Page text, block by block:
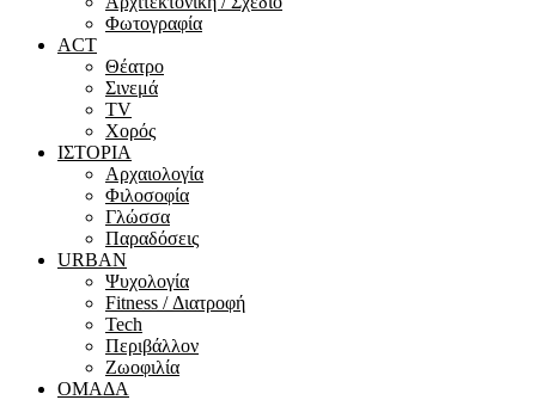
Φωτογραφία
ACT
Θέατρο
Σινεμά
ΤV
Χορός
ΙΣΤΟΡΙΑ
Αρχαιολογία
Φιλοσοφία
Γλώσσα
Παραδόσεις
URBAN
Ψυχολογία
Fitness / Διατροφή
Tech
Περιβάλλον
Ζωοφιλία
ΟΜΑΔΑ